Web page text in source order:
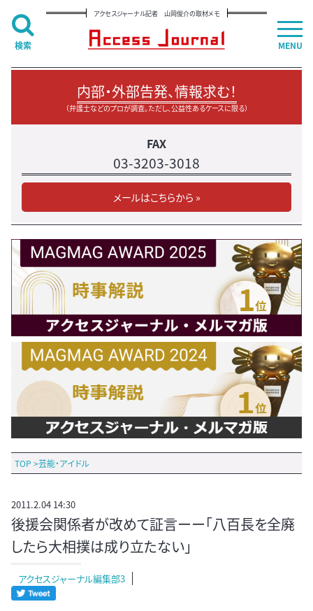
アクセスジャーナル記者 山岡俊介の取材メモ
内部・外部告発、情報求む！
（弁護士などのプロが調査。ただし、公益性あるケースに限る）
FAX
03-3203-3018
メールはこちらから »
TOP >芸能・アイドル
2011.2.04 14:30
後援会関係者が改めて証言ーー「八百長を全廃
したら大相撲は成り立たない」
アクセスジャーナル編集部3
MENU
検索